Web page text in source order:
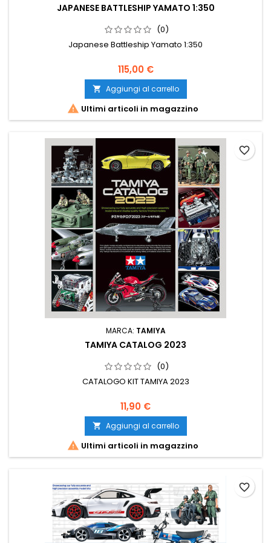
JAPANESE BATTLESHIP YAMATO 1:350
(0)
Japanese Battleship Yamato 1:350
115,00 €
 Aggiungi al carrello
 Ultimi articoli in magazzino
MARCA: TAMIYA
TAMIYA CATALOG 2023
(0)
CATALOGO KIT TAMIYA 2023
11,90 €
 Aggiungi al carrello
 Ultimi articoli in magazzino
favorite_border
favorite_border